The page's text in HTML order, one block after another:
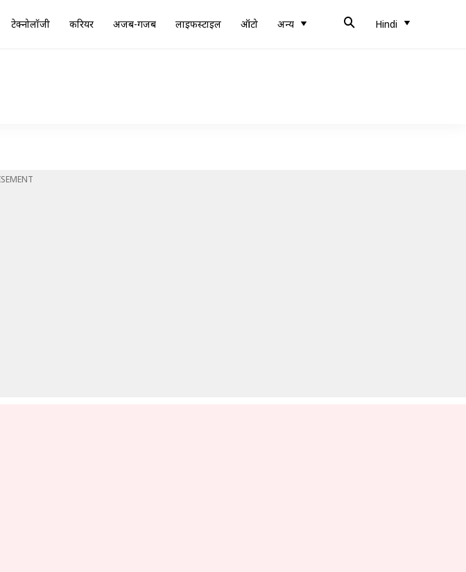
टेक्नोलॉजी करियर अजब-गजब लाइफस्टाइल ऑटो अन्य Hindi